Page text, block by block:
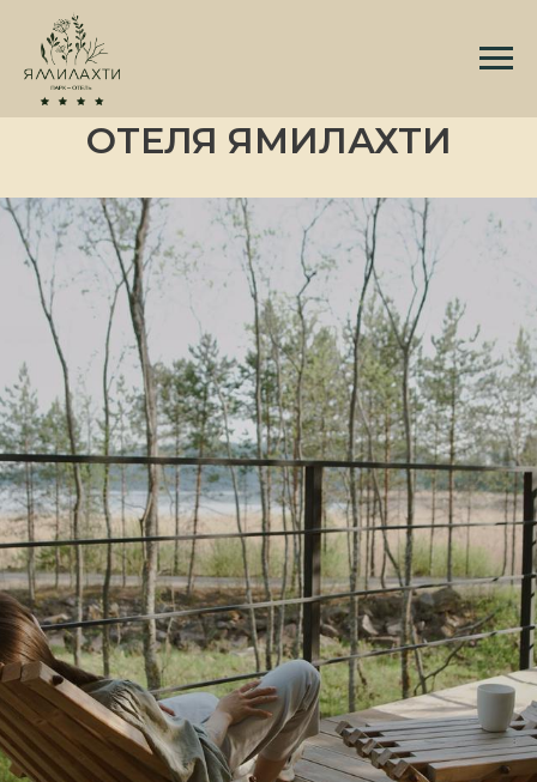
ЛОЯЛЬНОСТИ ПАРК-
ОТЕЛЯ ЯМИЛАХТИ